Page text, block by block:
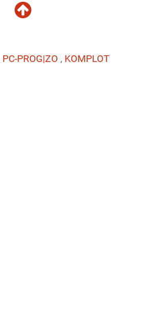
PC-PROG|ZO , KOMPLOT